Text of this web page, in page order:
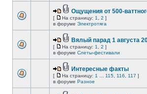
Ощущения от 500-
[ На страницу: 1 2 ]
в форуме Электротяга
Вялый парад 1 августа
[ На страницу: 1 2 ]
в форуме Слеты-фестивали
Интересные факты
[ На страницу: 1 115 116 117 ]
в форуме Разное